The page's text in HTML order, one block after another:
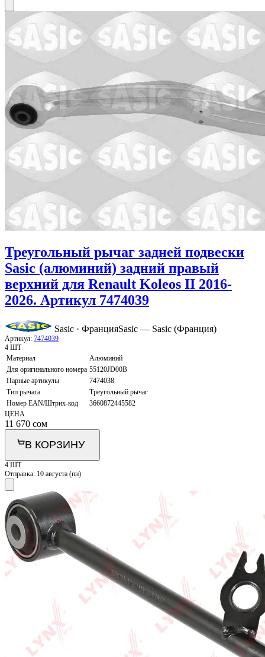
Треугольный рычаг задней подвески
Sasic (алюминий) задний правый
верхний для Renault Koleos II 2016-
2026. Артикул 7474039
Sasic · ФранцияSasic — Sasic (Франция)
Артикул: 7474039
4 ШТ
Материал
Алюминий
Для оригинального номера 55120JD00B
Парные артикулы
7474038
Тип рычага
Треугольный рычаг
Номер EAN/Штрих-код
3660872445582
ЦЕНА
11 670 сом
В КОРЗИНУ
4 ШТ
Отправка: 10 августа (пн)